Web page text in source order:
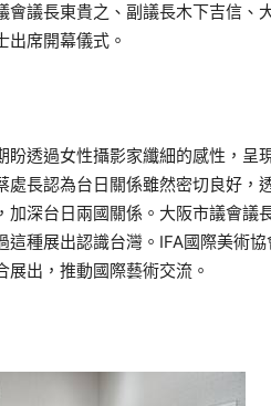
議長東貴之、副議長木下吉信、
席開幕儀式。
透過女性攝影家纖細的感性，呈
長認為台日關係雖然密切良好，
深台日兩國關係。大阪市議會議
種展出認識台灣。IFA國際美術
出，推動國際藝術交流。